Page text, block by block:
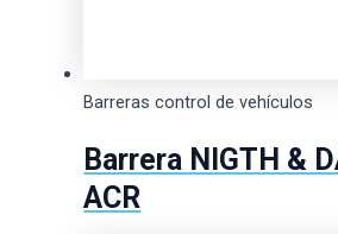
Barreras control de vehículos
Barrera NIGTH &
ACR